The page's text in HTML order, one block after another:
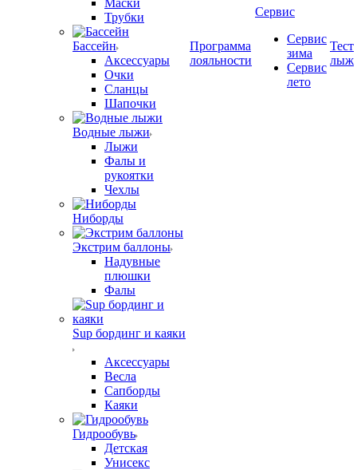
Маски
Трубки
Бассейн
Аксессуары
Очки
Сланцы
Шапочки
Водные лыжи
Лыжи
Фалы и
рукоятки
Чехлы
Ниборды
Экстрим баллоны
Надувные
плюшки
Фалы
Sup бординг и каяки
Аксессуары
Весла
Сапборды
Каяки
Гидрообувь
Детская
Унисекс
Программа
лояльности
Сервис
Сервис
зима
Сервис
лето
Тест
лыж